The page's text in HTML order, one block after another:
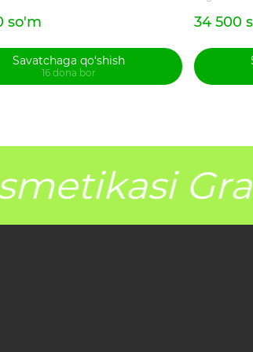
so'm
Savatchaga qo‘shish
16 dona bor
34 500